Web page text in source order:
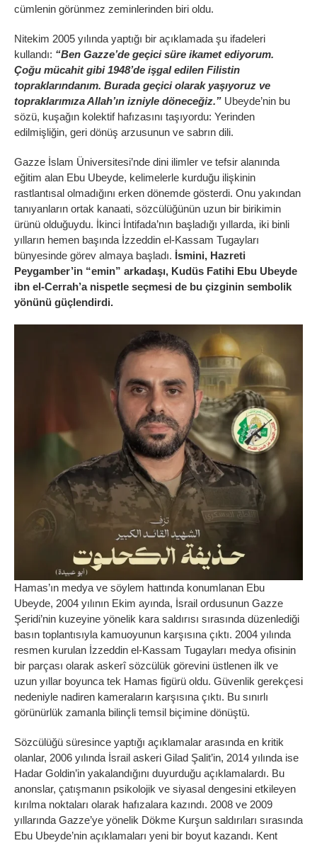
cümlenin görünmez zeminlerinden biri oldu.
Nitekim 2005 yılında yaptığı bir açıklamada şu ifadeleri
kullandı: “Ben Gazze’de geçici süre ikamet ediyorum.
Çoğu mücahit gibi 1948’de işgal edilen Filistin
topraklarındanım. Burada geçici olarak yaşıyoruz ve
topraklarımıza Allah’ın izniyle döneceğiz.” Ubeyde’nin bu
sözü, kuşağın kolektif hafızasını taşıyordu: Yerinden
edilmişliğin, geri dönüş arzusunun ve sabrın dili.
Gazze İslam Üniversitesi’nde dini ilimler ve tefsir alanında
eğitim alan Ebu Ubeyde, kelimelerle kurduğu ilişkinin
rastlantısal olmadığını erken dönemde gösterdi. Onu yakından
tanıyanların ortak kanaati, sözcülüğünün uzun bir birikimin
ürünü olduğuydu. İkinci İntifada’nın başladığı yıllarda, iki binli
yılların hemen başında İzzeddin el-Kassam Tugayları
bünyesinde görev almaya başladı. İsmini, Hazreti
Peygamber’in “emin” arkadaşı, Kudüs Fatihi Ebu Ubeyde
ibn el-Cerrah’a nispetle seçmesi de bu çizginin sembolik
yönünü güçlendirdi.
Hamas’ın medya ve söylem hattında konumlanan Ebu
Ubeyde, 2004 yılının Ekim ayında, İsrail ordusunun Gazze
Şeridi’nin kuzeyine yönelik kara saldırısı sırasında düzenlediği
basın toplantısıyla kamuoyunun karşısına çıktı. 2004 yılında
resmen kurulan İzzeddin el-Kassam Tugayları medya ofisinin
bir parçası olarak askerî sözcülük görevini üstlenen ilk ve
uzun yıllar boyunca tek Hamas figürü oldu. Güvenlik gerekçesi
nedeniyle nadiren kameraların karşısına çıktı. Bu sınırlı
görünürlük zamanla bilinçli temsil biçimine dönüştü.
Sözcülüğü süresince yaptığı açıklamalar arasında en kritik
olanlar, 2006 yılında İsrail askeri Gilad Şalit’in, 2014 yılında ise
Hadar Goldin’in yakalandığını duyurduğu açıklamalardı. Bu
anonslar, çatışmanın psikolojik ve siyasal dengesini etkileyen
kırılma noktaları olarak hafızalara kazındı. 2008 ve 2009
yıllarında Gazze’ye yönelik Dökme Kurşun saldırıları sırasında
Ebu Ubeyde’nin açıklamaları yeni bir boyut kazandı. Kent